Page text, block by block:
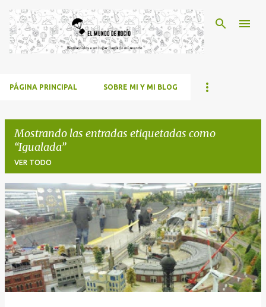
Ir al contenido principal
PÁGINA PRINCIPAL SOBRE MI Y MI BLOG
Mostrando las entradas etiquetadas como
Igualada
VER TODO
E
n
t
r
a
d